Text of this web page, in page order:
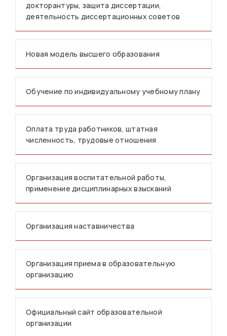
докторантуры, защита диссертации,
деятельность диссертационных советов
Новая модель высшего образования
Обучение по индивидуальному учебному плану
Оплата труда работников, штатная
численность, трудовые отношения
Организация воспитательной работы,
применение дисциплинарных взысканий
Организация наставничества
Организация приема в образовательную
организацию
Официальный сайт образовательной
организации